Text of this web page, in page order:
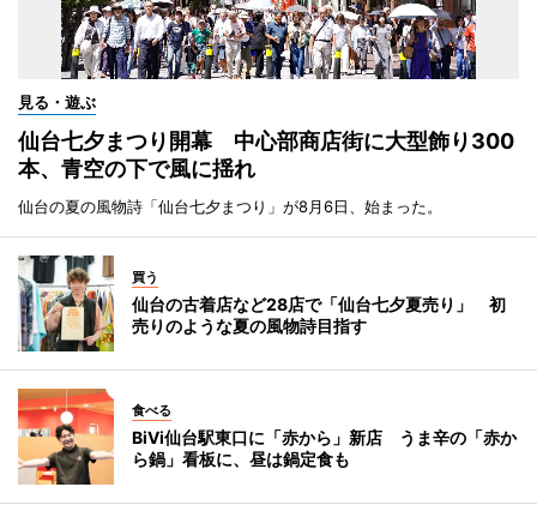
見る・遊ぶ
仙台七夕まつり開幕 中心部商店街に大型飾り300
本、青空の下で風に揺れ
仙台の夏の風物詩「仙台七夕まつり」が8月6日、始まった。
買う
仙台の古着店など28店で「仙台七夕夏売り」 初
売りのような夏の風物詩目指す
食べる
BiVi仙台駅東口に「赤から」新店 うま辛の「赤か
ら鍋」看板に、昼は鍋定食も